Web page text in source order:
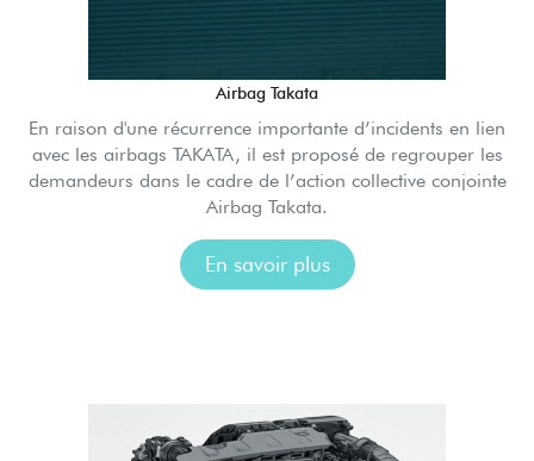
Airbag Takata
En raison d'une récurrence importante d’incidents en lien
avec les airbags TAKATA, il est proposé de regrouper les
demandeurs dans le cadre de l’action collective conjointe
Airbag Takata.
En savoir plus